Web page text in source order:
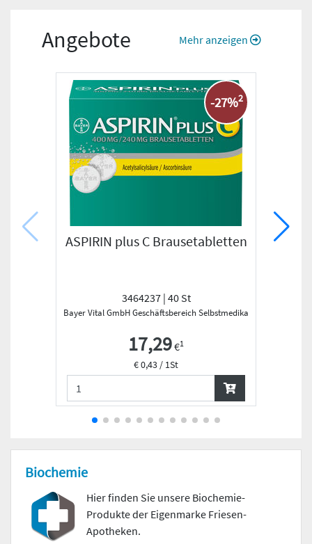
Mehr anzeigen
Angebote
-27%2
ASPIRIN plus C Brausetabletten
3464237 | 40 St
Bayer Vital GmbH Geschäftsbereich Selbstmedikation
17,29€1
€ 0,43 / 1St
Biochemie
Hier finden Sie unsere Biochemie-
Produkte der Eigenmarke Friesen-
Apotheken.